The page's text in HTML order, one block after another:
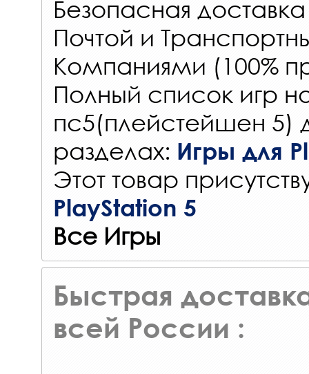
Безопасная
Почтой и
Компаниями (100%
Полный список игр
пс5(плейстейшен 5)
разделах: Игры для
Этот товар
PlayStation 5
Все Игры
Быстрая
всей России :